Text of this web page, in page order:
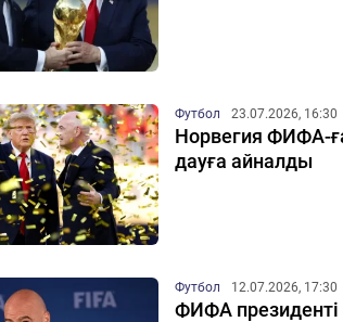
Футбол 23.07.2026, 16:30
Норвегия ФИФА-
дауға айналды
Футбол 12.07.2026, 17:30
ФИФА